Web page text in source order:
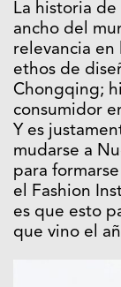
La historia de
ancho del
relevancia en
ethos de
Chongqing;
consumidor
Y es
mudarse a
para
el Fashion
es que esto
que vino el